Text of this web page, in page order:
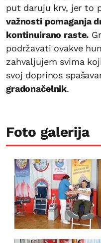
put daruju krv, jer to
važnosti pomaganja
kontinuirano raste.
podržavati ovakve
zahvaljujem svima
svoj doprinos
gradonačelnik.
Foto galerija